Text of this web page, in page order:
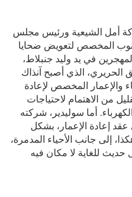
أمل الشيعية ورئيس مجلس
المخصص لتعويض ضحايا
في يد وليد جنبلاط،
الحريري، الذي أصبح آنذاك
والإعمار المخصص لإعادة
من الاهتمام لاحتياجات
أما سوليدير، شركته
إعادة الإعمار، بشكل
إلى جانب الأحياء المدمرة،
للغاية لا مكان فيه